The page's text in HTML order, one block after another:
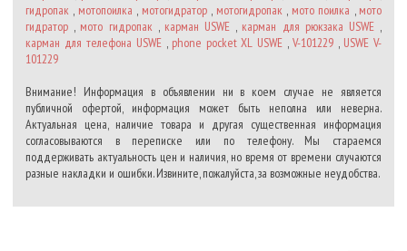
гидропак , мотопоилка , мотогидратор, мотогидропак , мото поилка , мото
гидратор , мото гидропак , карман USWE , карман для рюкзака USWE,
карман для телефона USWE, phone pocket XL USWE ,V-101229 , USWE V-
101229
Внимание! Информация в объявлении ни в коем случае не является
публичной офертой, информация может быть неполна или неверна.
Актуальная цена, наличие товара и другая существенная информация
согласовываются в переписке или по телефону. Мы стараемся
поддерживать актуальность цен и наличия, но время от времени случаются
разные накладки и ошибки. Извините, пожалуйста, за возможные неудобства.